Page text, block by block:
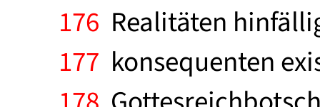
176 Realitäten
177 konsequenten